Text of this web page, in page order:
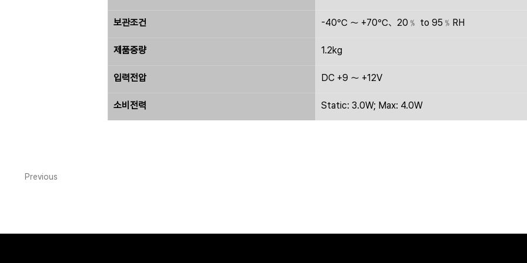
보관조건 -40℃ ～ +70℃、20﹪ to 95﹪RH
제품중량 1.2kg
입력전압 DC +9 ～ +12V
소비전력 Static: 3.0W; Max: 4.0W
Previous